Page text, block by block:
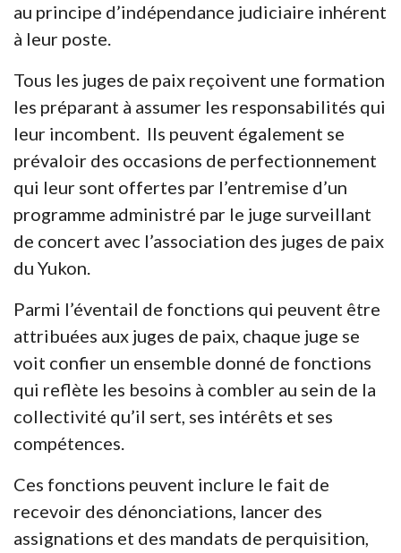
au principe d’indépendance judiciaire inhérent
à leur poste.
Tous les juges de paix reçoivent une formation
les préparant à assumer les responsabilités qui
leur incombent. Ils peuvent également se
prévaloir des occasions de perfectionnement
qui leur sont offertes par l’entremise d’un
programme administré par le juge surveillant
de concert avec l’association des juges de paix
du Yukon.
Parmi l’éventail de fonctions qui peuvent être
attribuées aux juges de paix, chaque juge se
voit confier un ensemble donné de fonctions
qui reflète les besoins à combler au sein de la
collectivité qu’il sert, ses intérêts et ses
compétences.
Ces fonctions peuvent inclure le fait de
recevoir des dénonciations, lancer des
assignations et des mandats de perquisition,